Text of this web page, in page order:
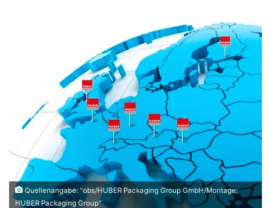
Quellenangabe: "obs/HUBER Packaging Group GmbH/Montage:
HUBER Packaging Group"